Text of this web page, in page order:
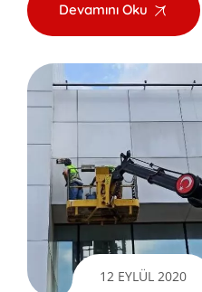
Devamını Oku
12 EYLÜL 2020